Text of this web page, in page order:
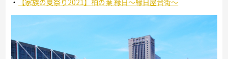
・
【家族の夏祭り2021】柏の葉 縁日～縁日屋台街～